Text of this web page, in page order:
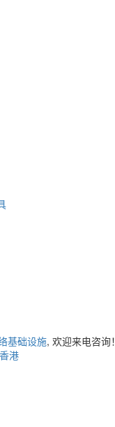
基础设施, 欢迎来电咨询！
香港